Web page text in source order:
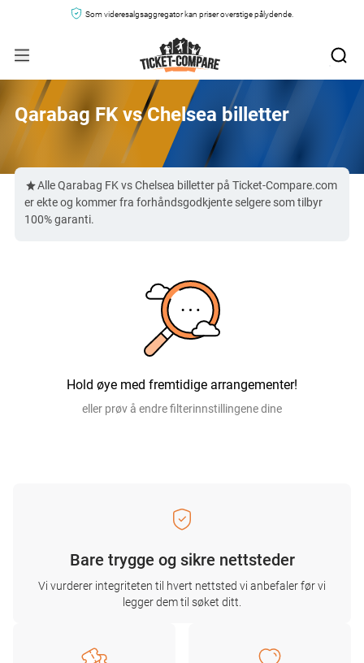
Som videresalgsaggregator kan priser overstige pålydende.
Qarabag FK vs Chelsea billetter
Alle Qarabag FK vs Chelsea billetter på Ticket-Compare.com
er ekte og kommer fra forhåndsgodkjente selgere som tilbyr
100% garanti.
Hold øye med fremtidige arrangementer!
eller prøv å endre filterinnstillingene dine
Bare trygge og sikre nettsteder
Vi vurderer integriteten til hvert nettsted vi anbefaler før vi
legger dem til søket ditt.